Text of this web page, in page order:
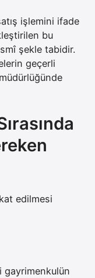
işlemini ifade
bu
şekle tabidir.
geçerli
edilmesi
gayrimenkulün